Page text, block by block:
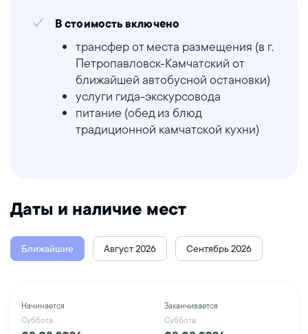
В стоимость включено
трансфер от места размещения (в г.
Петропавловск-Камчатский от
ближайшей автобусной остановки)
услуги гида-экскурсовода
питание (обед из блюд
традиционной камчатской кухни)
Даты и наличие мест
Ближайшие Август 2026 Сентябрь 2026
Начинается
Суббота
Заканчивается
Суббота